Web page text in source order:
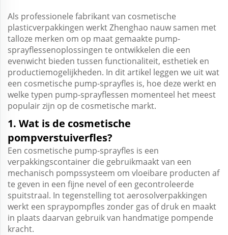
Als professionele fabrikant van cosmetische
plasticverpakkingen werkt Zhenghao nauw samen met
talloze merken om op maat gemaakte pump-
sprayflessenoplossingen te ontwikkelen die een
evenwicht bieden tussen functionaliteit, esthetiek en
productiemogelijkheden. In dit artikel leggen we uit wat
een cosmetische pump-sprayfles is, hoe deze werkt en
welke typen pump-sprayflessen momenteel het meest
populair zijn op de cosmetische markt.
1. Wat is de cosmetische
pompverstuiverfles?
Een cosmetische pump-sprayfles is een
verpakkingscontainer die gebruikmaakt van een
mechanisch pompssysteem om vloeibare producten af
te geven in een fijne nevel of een gecontroleerde
spuitstraal. In tegenstelling tot aerosolverpakkingen
werkt een spraypompfles zonder gas of druk en maakt
in plaats daarvan gebruik van handmatige pompende
kracht.